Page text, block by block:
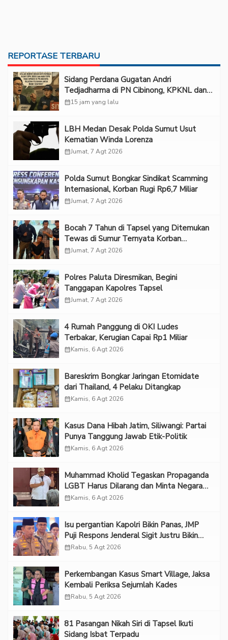
REPORTASE TERBARU
Sidang Perdana Gugatan Andri
Tedjadharma di PN Cibinong, KPKNL dan
PUPN Mangkir
calendar_month15 jam yang lalu
LBH Medan Desak Polda Sumut Usut
Kematian Winda Lorenza
calendar_monthJumat, 7 Agt 2026
Polda Sumut Bongkar Sindikat Scamming
Internasional, Korban Rugi Rp6,7 Miliar
calendar_monthJumat, 7 Agt 2026
Bocah 7 Tahun di Tapsel yang Ditemukan
Tewas di Sumur Ternyata Korban
Kekerasan Seksual
calendar_monthJumat, 7 Agt 2026
Polres Paluta Diresmikan, Begini
Tanggapan Kapolres Tapsel
calendar_monthJumat, 7 Agt 2026
‎4 Rumah Panggung di OKI Ludes
Terbakar, Kerugian Capai Rp1 Miliar
calendar_monthKamis, 6 Agt 2026
Bareskrim Bongkar Jaringan Etomidate
dari Thailand, 4 Pelaku Ditangkap
calendar_monthKamis, 6 Agt 2026
Kasus Dana Hibah Jatim, Siliwangi: Partai
Punya Tanggung Jawab Etik-Politik
calendar_monthKamis, 6 Agt 2026
Muhammad Kholid Tegaskan Propaganda
LGBT Harus Dilarang dan Minta Negara
Melindungi Korban
calendar_monthKamis, 6 Agt 2026
Isu pergantian Kapolri Bikin Panas, JMP
Puji Respons Jenderal Sigit Justru Bikin
“Adem”
calendar_monthRabu, 5 Agt 2026
Perkembangan Kasus Smart Village, Jaksa
Kembali Periksa Sejumlah Kades
calendar_monthRabu, 5 Agt 2026
81 Pasangan Nikah Siri di Tapsel Ikuti
Sidang Isbat Terpadu